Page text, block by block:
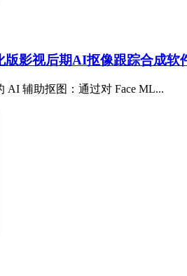
版影视后期AI抠像跟踪合成
AI 辅助抠图：通过对 Face ML...